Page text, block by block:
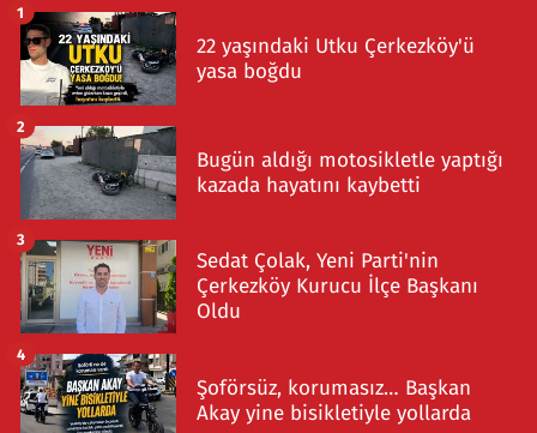
22 yaşındaki Utku Çerkezköy'ü
yasa boğdu
1
Bugün aldığı motosikletle yaptığı
kazada hayatını kaybetti
2
Sedat Çolak, Yeni Parti'nin
Çerkezköy Kurucu İlçe Başkanı
Oldu
3
Şoförsüz, korumasız… Başkan
Akay yine bisikletiyle yollarda
4